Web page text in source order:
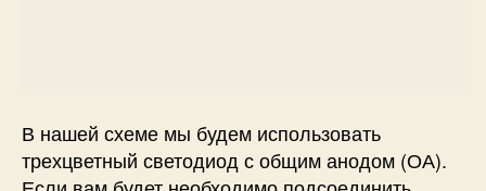
В нашей схеме мы будем использовать
трехцветный светодиод с общим анодом (ОА).